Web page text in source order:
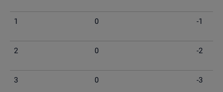
1 0 -1
2 0 -2
3 0 -3